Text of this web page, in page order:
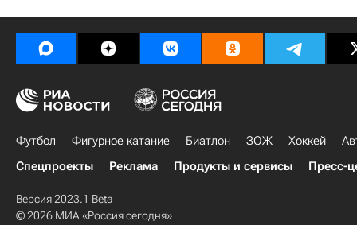
Футбол Фигурное катание Биатлон ЗОЖ Хоккей
Спецпроекты
Реклама Продукты и сервисы Пресс-
Версия 2023.1 Beta
© 2026 МИА «Россия сегодня»